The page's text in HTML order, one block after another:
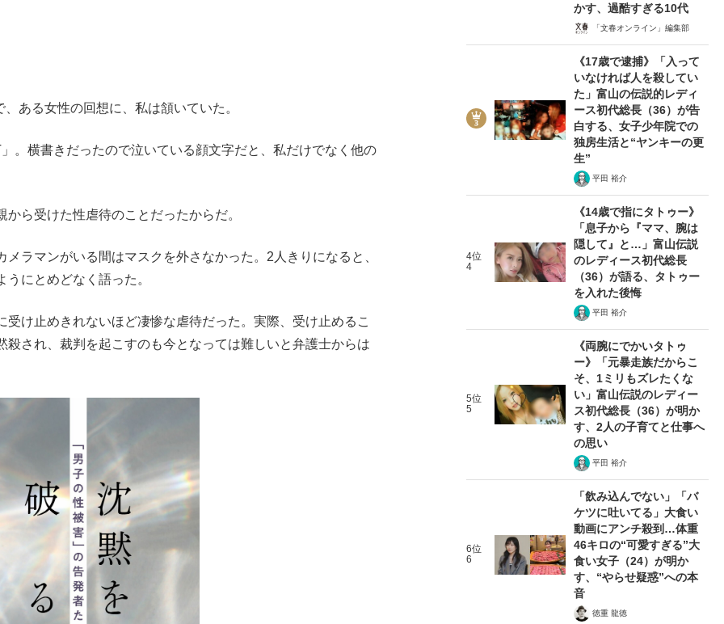
ある女性の回想に、私は頷いていた。
横書きだったので泣いている顔文字だと、私だけでなく他の
ら受けた性虐待のことだったからだ。
ラマンがいる間はマスクを外さなかった。2人きりになると、
にとめどなく語った。
け止めきれないほど凄惨な虐待だった。実際、受け止めるこ
殺され、裁判を起こすのも今となっては難しいと弁護士からは
かす、過酷すぎる10代
「文春オンライン」編集部
《17歳で逮捕》「入って
いなければ人を殺してい
た」富山の伝説的レディ
ース初代総長（36）が告
白する、女子少年院での
独房生活と“ヤンキーの更
生”
平田 裕介
4位
4
《14歳で指にタトゥー》
「息子から『ママ、腕は
隠して』と…」富山伝説
のレディース初代総長
（36）が語る、タトゥー
を入れた後悔
平田 裕介
5位
5
《両腕にでかいタトゥ
ー》「元暴走族だからこ
そ、1ミリもズレたくな
い」富山伝説のレディー
ス初代総長（36）が明か
す、2人の子育てと仕事へ
の思い
平田 裕介
6位
6
「飲み込んでない」「バ
ケツに吐いてる」大食い
動画にアンチ殺到…体重
46キロの“可愛すぎる”大
食い女子（24）が明か
す、“やらせ疑惑”への本
音
徳重 龍徳